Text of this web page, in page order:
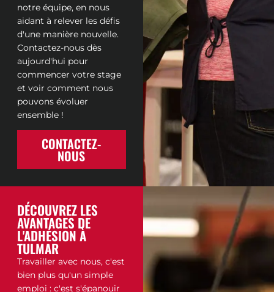
notre équipe, en nous
aidant à relever les défis
d'une manière nouvelle.
Contactez-nous dès
aujourd'hui pour
commencer votre stage
et voir comment nous
pouvons évoluer
ensemble !
CONTACTEZ-
NOUS
DÉCOUVREZ LES
AVANTAGES DE
L'ADHÉSION À
TULMAR
Travailler avec nous, c'est
bien plus qu'un simple
emploi : c'est s'épanouir